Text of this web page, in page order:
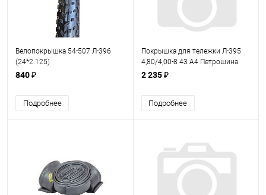
Велопокрышка 54-507 Л-396
(24*2.125)
840 ₽
Подробнее
Покрышка для тележки Л-395
4,80/4,00-8 43 А4 Петрошина
2 235 ₽
Подробнее